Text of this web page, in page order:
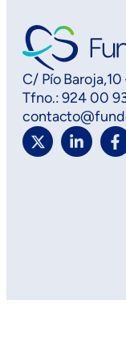
C/ Pío
Tfno.: 924 00